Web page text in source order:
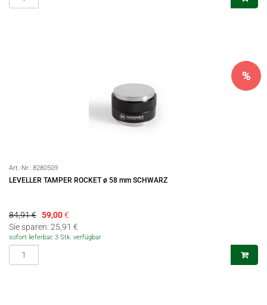
Art.-Nr.: 8280509
LEVELLER TAMPER ROCKET ø 58 mm SCHWARZ
%
84,91 € 59,00€
Sie sparen: 25,91 €
sofort lieferbar, 3 Stk. verfügbar